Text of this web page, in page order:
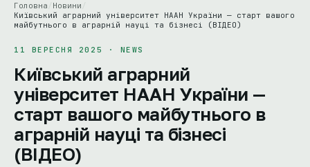
Головна Новини
Київський аграрний університет НААН України — старт вашого
майбутнього в аграрній науці та бізнесі (ВІДЕО)
11 ВЕРЕСНЯ 2025 · NEWS
Київський аграрний
університет НААН України —
старт вашого майбутнього в
аграрній науці та бізнесі
(ВІДЕО)